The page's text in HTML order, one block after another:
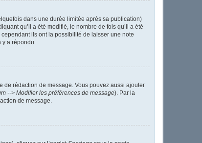
dans une durée limitée après sa publication)
qu’il a été modifié, le nombre de fois qu’il a été
ils ont la possibilité de laisser une note
y a répondu.
de rédaction de message. Vous pouvez aussi ajouter
--> Modifier les préférences de message). Par la
de message.